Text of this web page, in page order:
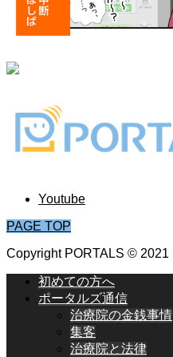
Youtube
PAGE TOP
Copyright PORTALS © 2021
初めての方へ
ポータルズ通信
治療院の金銭事情
集客
治療院と法律